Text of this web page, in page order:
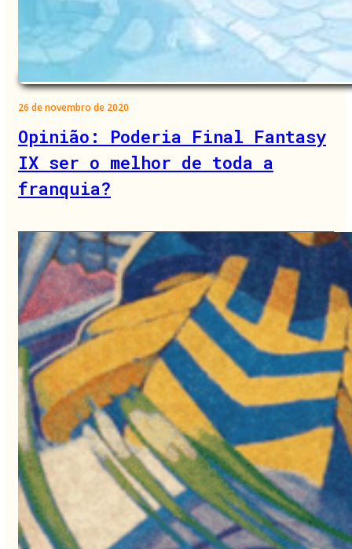
26 de novembro de 2020
Opinião: Poderia Final Fantasy
IX ser o melhor de toda a
franquia?